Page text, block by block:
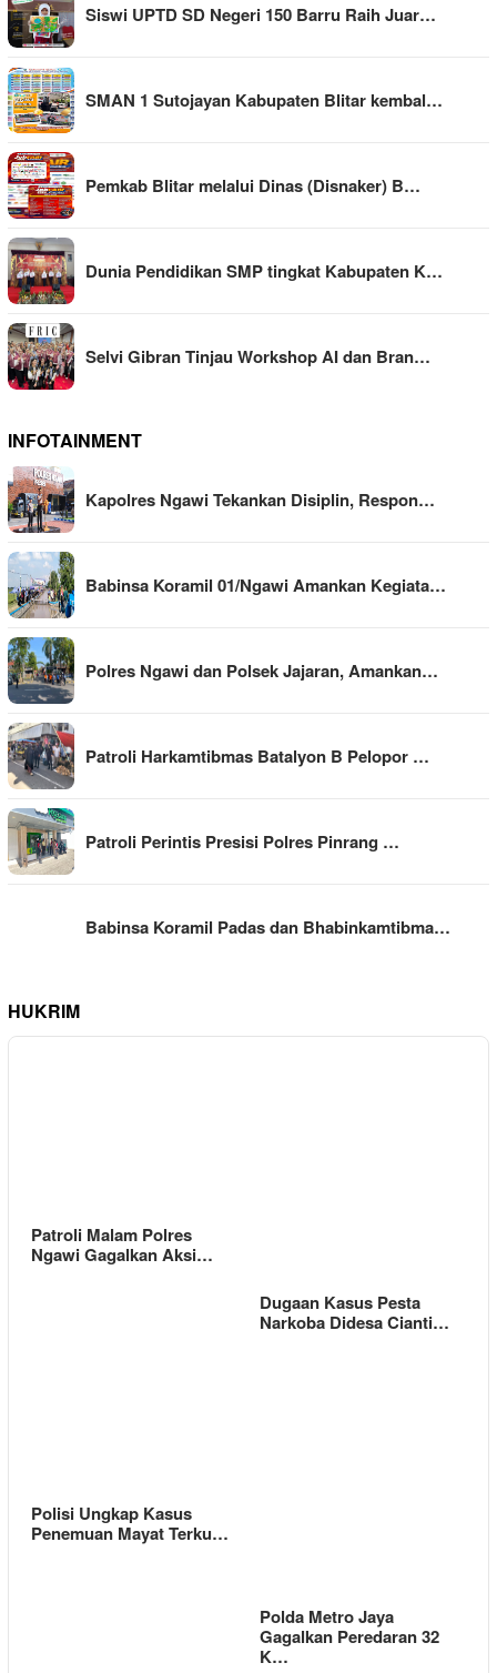
Siswi UPTD SD Negeri 150 Barru Raih Juar…
SMAN 1 Sutojayan Kabupaten Blitar kembal…
Pemkab Blitar melalui Dinas (Disnaker) B…
Dunia Pendidikan SMP tingkat Kabupaten K…
Selvi Gibran Tinjau Workshop AI dan Bran…
INFOTAINMENT
Kapolres Ngawi Tekankan Disiplin, Respon…
Babinsa Koramil 01/Ngawi Amankan Kegiata…
Polres Ngawi dan Polsek Jajaran, Amankan…
Patroli Harkamtibmas Batalyon B Pelopor …
Patroli Perintis Presisi Polres Pinrang …
Babinsa Koramil Padas dan Bhabinkamtibma…
HUKRIM
Patroli Malam Polres
Ngawi Gagalkan Aksi…
Dugaan Kasus Pesta
Narkoba Didesa Cianti…
Polisi Ungkap Kasus
Penemuan Mayat Terku…
Polda Metro Jaya
Gagalkan Peredaran 32
K…